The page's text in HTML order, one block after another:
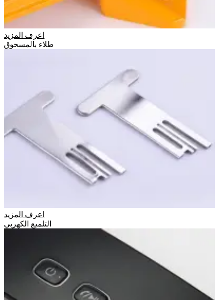
اعرف المزيد
طلاء بالمسحوق
اعرف المزيد
التلميع الكهربي